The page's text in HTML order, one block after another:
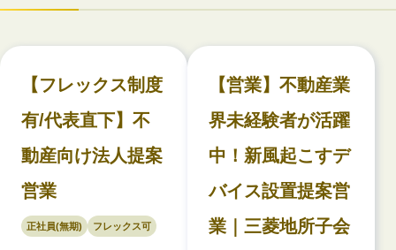
【フレックス制度
有/代表直下】不
動産向け法人提案
営業
正社員(無期) フレックス可
【営業】不動産業
界未経験者が活躍
中！新風起こすデ
バイス設置提案営
業｜三菱地所子会